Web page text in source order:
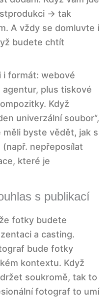
→ tak
A vždy se domluvte i
budete chtít
i formát: webové
plus tiskové
Když
univerzální soubor“,
byste vědět, jak s
nepřeposílat
které je
s publikací
fotky budete
a casting.
bude fotky
kontextu. Když
soukromě, tak to
fotograf to umí